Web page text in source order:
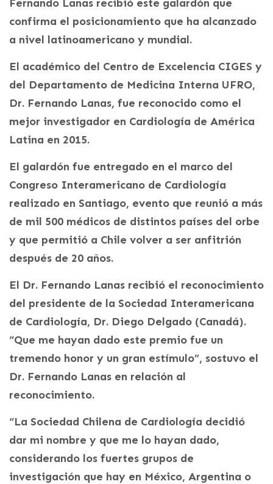
Fernando Lanas recibió este galardón que
confirma el posicionamiento que ha alcanzado
a nivel latinoamericano y mundial.
El académico del Centro de Excelencia CIGES y
del Departamento de Medicina Interna UFRO,
Dr. Fernando Lanas, fue reconocido como el
mejor investigador en Cardiología de América
Latina en 2015.
El galardón fue entregado en el marco del
Congreso Interamericano de Cardiología
realizado en Santiago, evento que reunió a más
de mil 500 médicos de distintos países del orbe
y que permitió a Chile volver a ser anfitrión
después de 20 años.
El Dr. Fernando Lanas recibió el reconocimiento
del presidente de la Sociedad Interamericana
de Cardiología, Dr. Diego Delgado (Canadá).
“Que me hayan dado este premio fue un
tremendo honor y un gran estímulo”, sostuvo el
Dr. Fernando Lanas en relación al
reconocimiento.
“La Sociedad Chilena de Cardiología decidió
dar mi nombre y que me lo hayan dado,
considerando los fuertes grupos de
investigación que hay en México, Argentina o